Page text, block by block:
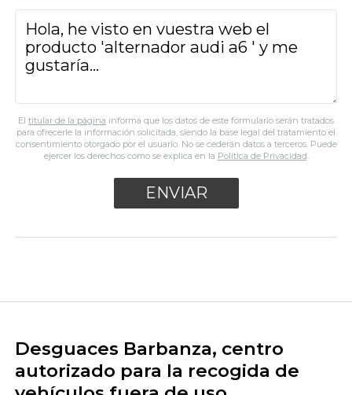
El titular de la página informa que los datos de este formulario serán tratados
para ofrecerle la información solicitada, siendo la base legal del tratamiento el
consentimiento otorgado por el usuario. No se cederán datos a terceros. Puede
ejercer los derechos como se explica en la Política de Privacidad.
Desguaces Barbanza, centro
autorizado para la recogida de